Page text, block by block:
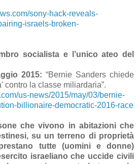
sony-hack-reveals-
israels-broken-
socialista e l’unico ateo del
2015: “Bernie Sanders chiede
contro la classe miliardaria”.
us-news/2015/may/03/bernie-
billionaire-democratic-2016-race
che vivono in abitazioni che
su un terreno di proprietà
tutte (uomini e donne)
israeliano che uccide civili